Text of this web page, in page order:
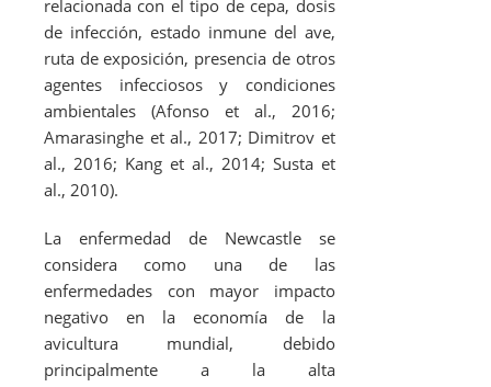
relacionada con el tipo de cepa, dosis
de infección, estado inmune del ave,
ruta de exposición, presencia de otros
agentes infecciosos y condiciones
ambientales (Afonso et al., 2016;
Amarasinghe et al., 2017; Dimitrov et
al., 2016; Kang et al., 2014; Susta et
al., 2010).
La enfermedad de Newcastle se
considera como una de las
enfermedades con mayor impacto
negativo en la economía de la
avicultura mundial, debido
principalmente a la alta